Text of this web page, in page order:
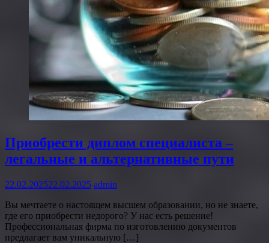
Приобрести диплом специалиста –
легальные и альтернативные пути
22.02.202522.02.2025 admin
Вы мечтаете о настоящем высшем образовании, но не знаете,
где его приобрести недорого? У нас есть решение!
Профессиональная фирма по изготовлению документов
предлагает вам уникальную […]